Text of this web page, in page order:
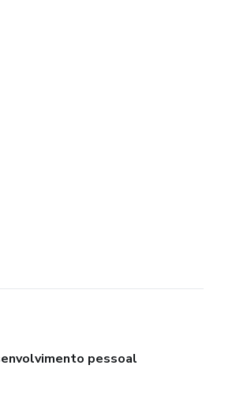
pessoal